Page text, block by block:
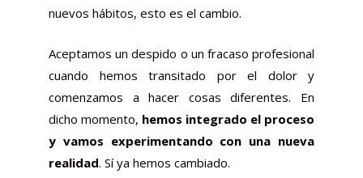
nuevos hábitos, esto es el cambio.
Aceptamos un despido o un fracaso profesional
cuando hemos transitado por el dolor y
comenzamos a hacer cosas diferentes. En
dicho momento, hemos integrado el proceso
y vamos experimentando con una nueva
realidad. Sí ya hemos cambiado.